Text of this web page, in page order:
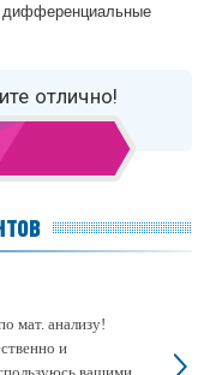
дифференциальные
отлично!
мат. анализу!
и